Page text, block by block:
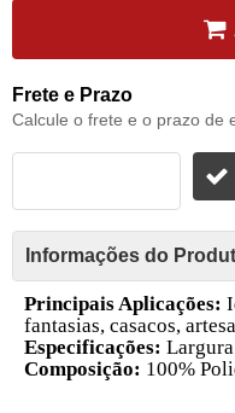
Frete e Prazo
Calcule o frete e o prazo de
Informações do
Principais Aplicações:
fantasias, casacos,
Especificações:
Composição: 100%